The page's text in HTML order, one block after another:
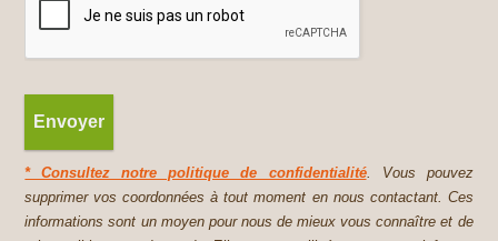
* Consultez notre politique de confidentialité. Vous pouvez
supprimer vos coordonnées à tout moment en nous contactant. Ces
informations sont un moyen pour nous de mieux vous connaître et de